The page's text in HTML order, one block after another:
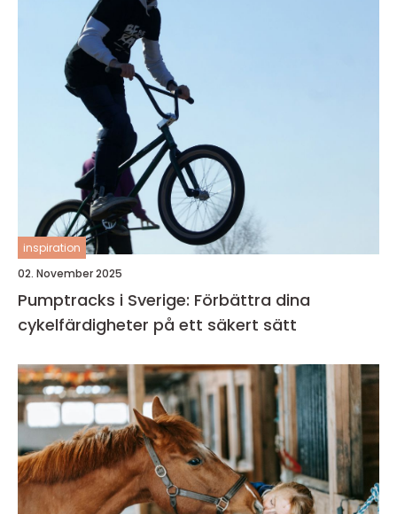
inspiration
02. November 2025
Pumptracks i Sverige: Förbättra dina
cykelfärdigheter på ett säkert sätt